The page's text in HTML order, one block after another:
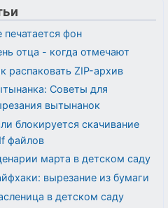
печатается фон
отца - когда отмечают
распаковать ZIP-архив
Советы для
вытынанок
блокируется скачивание
файлов
марта в детском саду
вырезание из бумаги
в детском саду